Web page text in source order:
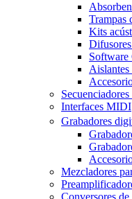
Trampas
Kits
Software
Aislantes
Interfaces MIDI
Grabadores
Mezcladores
Conversores